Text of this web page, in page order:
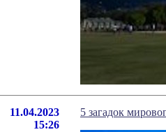
11.04.2023
15:26
5 загадок